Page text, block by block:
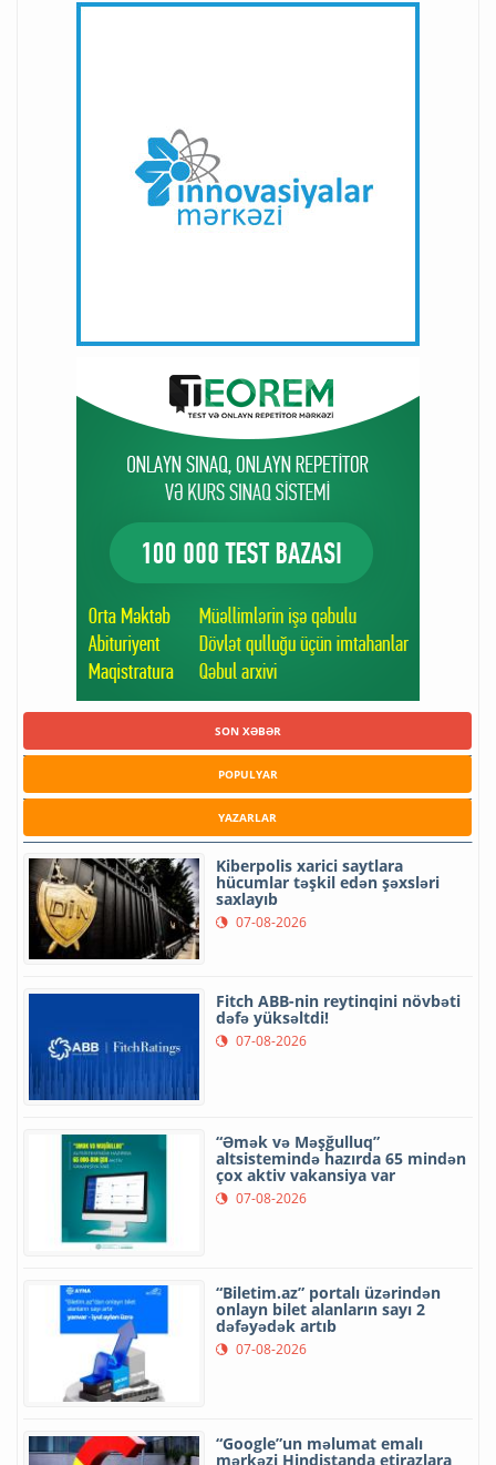
SON XƏBƏR
POPULYAR
YAZARLAR
Kiberpolis xarici saytlara
hücumlar təşkil edən şəxsləri
saxlayıb
07-08-2026
Fitch ABB-nin reytinqini növbəti
dəfə yüksəltdi!
07-08-2026
“Əmək və Məşğulluq”
altsistemində hazırda 65 mindən
çox aktiv vakansiya var
07-08-2026
“Biletim.az” portalı üzərindən
onlayn bilet alanların sayı 2
dəfəyədək artıb
07-08-2026
“Google”un məlumat emalı
mərkəzi Hindistanda etirazlara